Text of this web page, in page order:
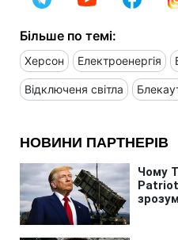
Більше по темі:
Херсон Електроенергія
Відключеня світла